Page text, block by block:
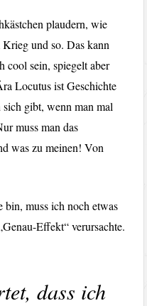
plaudern, wie
und so. Das kann
cool sein, spiegelt aber
Locutus ist Geschichte
gibt, wenn man mal
muss man das
was zu meinen! Von
bin, muss ich noch etwas
Effekt“ verursachte.
dass ich